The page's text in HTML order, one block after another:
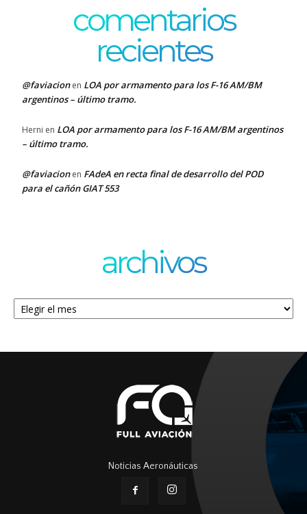
comentarios
recientes
@faviacionen LOA por armamento para los F-16 AM/BM
argentinos – último tramo.
Herni en LOA por armamento para los F-16 AM/BM argentinos
– último tramo.
@faviacionen FAdeA en recta final de desarrollo del POD
para el cañón GIAT 553
archivos
Archivos
Noticias Aeronáuticas